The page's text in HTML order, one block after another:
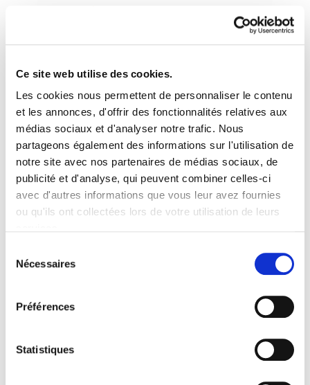
Ce site web utilise des cookies.
Les cookies nous permettent de personnaliser le contenu
et les annonces, d'offrir des fonctionnalités relatives aux
médias sociaux et d'analyser notre trafic. Nous
partageons également des informations sur l'utilisation de
notre site avec nos partenaires de médias sociaux, de
publicité et d'analyse, qui peuvent combiner celles-ci
avec d'autres informations que vous leur avez fournies
ou qu'ils ont collectées lors de votre utilisation de leurs
Nécessaires
Préférences
Statistiques
Astekaria 527
527.-ONA.pdf1019.2 KB
PLAN DU SITE ACCESSIBILITÉ CONTACT
Manu Robles-Arangiz Institutua Fundazioa
Corderliers karrika 20 - 64100 Baiona -
Contact